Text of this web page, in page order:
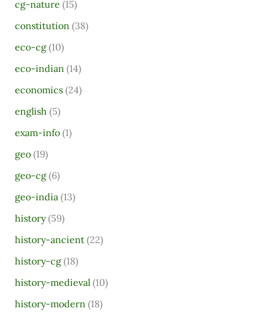
r
c
h
f
o
r
cg-nature (15)
constitution (38)
eco-cg(10)
eco-indian (14)
economics(24)
english (5)
exam-info(1)
geo(19)
geo-cg(6)
geo-india (13)
history(59)
history-ancient(22)
history-cg(18)
history-medieval (10)
history-modern (18)